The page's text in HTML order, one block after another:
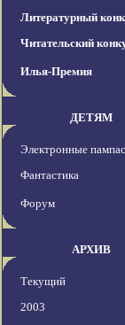
Литературный
Читательский
Илья-Премия
ДЕТЯМ
Электронные
Фантастика
Форум
АРХИВ
Текущий
2003